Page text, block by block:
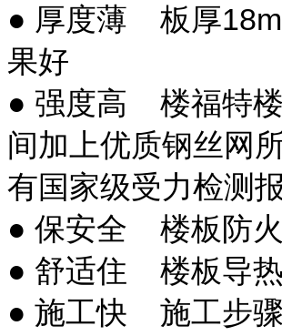
● 厚度薄
板厚
果好
● 强度高
楼福特
间加上优质钢丝网
有国家级受力检测
● 保安全
楼板防
● 舒适住
楼板导
● 施工快
施工步